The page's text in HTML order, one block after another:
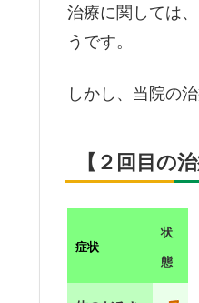
治療に関しては
うです。
しかし、当院の
【２回目の治
症状
状
態